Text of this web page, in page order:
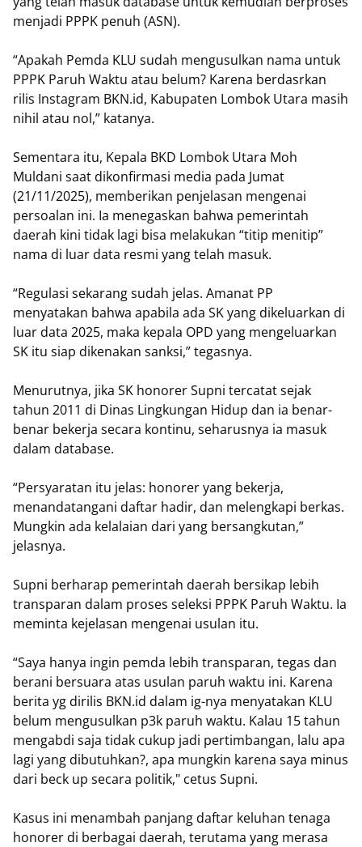
menjadi PPPK penuh (ASN).
“Apakah Pemda KLU sudah mengusulkan nama untuk
PPPK Paruh Waktu atau belum? Karena berdasrkan
rilis Instagram BKN.id, Kabupaten Lombok Utara masih
nihil atau nol,” katanya.
Sementara itu, Kepala BKD Lombok Utara Moh
Muldani saat dikonfirmasi media pada Jumat
(21/11/2025), memberikan penjelasan mengenai
persoalan ini. Ia menegaskan bahwa pemerintah
daerah kini tidak lagi bisa melakukan “titip menitip”
nama di luar data resmi yang telah masuk.
“Regulasi sekarang sudah jelas. Amanat PP
menyatakan bahwa apabila ada SK yang dikeluarkan di
luar data 2025, maka kepala OPD yang mengeluarkan
SK itu siap dikenakan sanksi,” tegasnya.
Menurutnya, jika SK honorer Supni tercatat sejak
tahun 2011 di Dinas Lingkungan Hidup dan ia benar-
benar bekerja secara kontinu, seharusnya ia masuk
dalam database.
“Persyaratan itu jelas: honorer yang bekerja,
menandatangani daftar hadir, dan melengkapi berkas.
Mungkin ada kelalaian dari yang bersangkutan,”
jelasnya.
Supni berharap pemerintah daerah bersikap lebih
transparan dalam proses seleksi PPPK Paruh Waktu. Ia
meminta kejelasan mengenai usulan itu.
“Saya hanya ingin pemda lebih transparan, tegas dan
berani bersuara atas usulan paruh waktu ini. Karena
berita yg dirilis BKN.id dalam ig-nya menyatakan KLU
belum mengusulkan p3k paruh waktu. Kalau 15 tahun
mengabdi saja tidak cukup jadi pertimbangan, lalu apa
lagi yang dibutuhkan?, apa mungkin karena saya minus
dari beck up secara politik," cetus Supni.
Kasus ini menambah panjang daftar keluhan tenaga
honorer di berbagai daerah, terutama yang merasa